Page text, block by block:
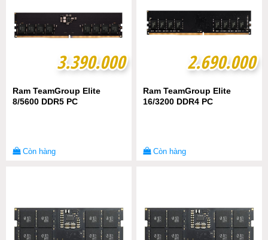
3.390.000
3.390.000
Ram TeamGroup Elite
8/5600 DDR5 PC
Còn hàng
2.690.000
2.690.000
Ram TeamGroup Elite
16/3200 DDR4 PC
Còn hàng